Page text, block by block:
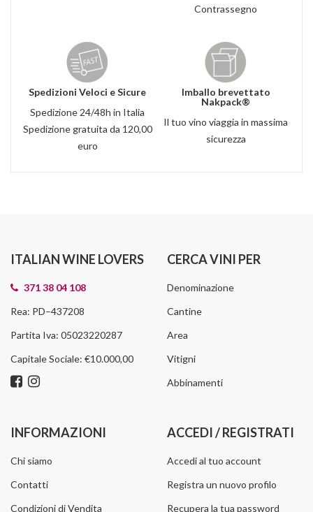
Contrassegno
Spedizioni Veloci e Sicure
Spedizione 24/48h in Italia
Spedizione gratuita da 120,00
euro
Imballo brevettato
Nakpack®
Il tuo vino viaggia in massima
sicurezza
ITALIAN WINE LOVERS
371 38 04 108
Rea: PD–437208
Partita Iva: 05023220287
Capitale Sociale: €10.000,00
CERCA VINI PER
Denominazione
Cantine
Area
Vitigni
Abbinamenti
INFORMAZIONI
Chi siamo
Contatti
Condizioni di Vendita
ACCEDI / REGISTRATI
Accedi al tuo account
Registra un nuovo profilo
Recupera la tua password